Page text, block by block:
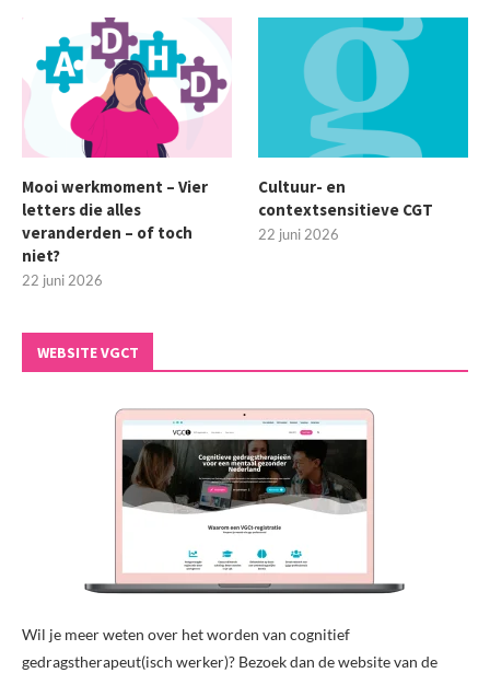
Mooi werkmoment – Vier
letters die alles
veranderden – of toch
niet?
22 juni 2026
Cultuur- en
contextsensitieve CGT
22 juni 2026
WEBSITE VGCT
Wil je meer weten over het worden van cognitief
gedragstherapeut(isch werker)? Bezoek dan de website van de